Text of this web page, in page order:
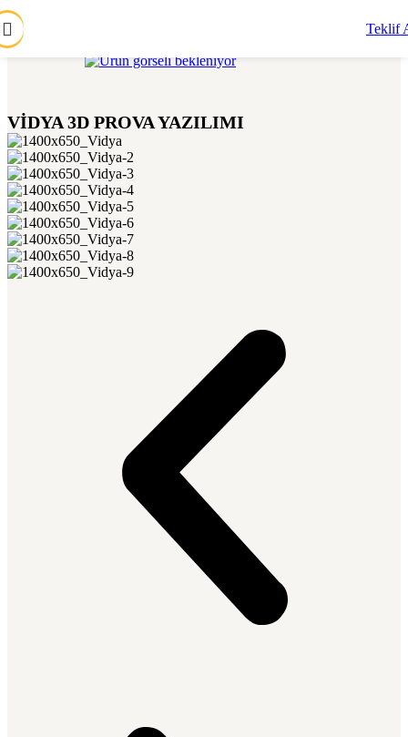
Skip to navigation
Teklif
VİDYA 3D PROVA YAZILIMI